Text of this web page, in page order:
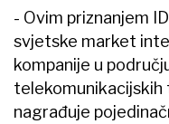
- Ovim priznanjem
svjetske market
kompanije u
telekomunikacijskih
nagrađuje